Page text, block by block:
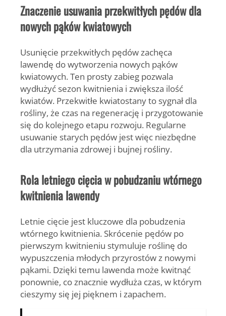
Znaczenie usuwania przekwitłych pędów dla
nowych pąków kwiatowych
Usunięcie przekwitłych pędów zachęca
lawendę do wytworzenia nowych pąków
kwiatowych. Ten prosty zabieg pozwala
wydłużyć sezon kwitnienia i zwiększa ilość
kwiatów. Przekwitłe kwiatostany to sygnał dla
rośliny, że czas na regenerację i przygotowanie
się do kolejnego etapu rozwoju. Regularne
usuwanie starych pędów jest więc niezbędne
dla utrzymania zdrowej i bujnej rośliny.
Rola letniego cięcia w pobudzaniu wtórnego
kwitnienia lawendy
Letnie cięcie jest kluczowe dla pobudzenia
wtórnego kwitnienia. Skrócenie pędów po
pierwszym kwitnieniu stymuluje roślinę do
wypuszczenia młodych przyrostów z nowymi
pąkami. Dzięki temu lawenda może kwitnąć
ponownie, co znacznie wydłuża czas, w którym
cieszymy się jej pięknem i zapachem.